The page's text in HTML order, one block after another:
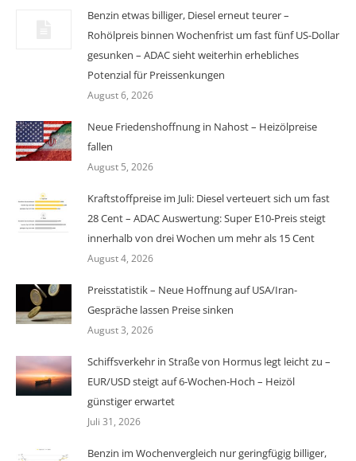
Benzin etwas billiger, Diesel erneut teurer –
Rohölpreis binnen Wochenfrist um fast fünf US-Dollar
gesunken – ADAC sieht weiterhin erhebliches
Potenzial für Preissenkungen
August 6, 2026
Neue Friedenshoffnung in Nahost – Heizölpreise
fallen
August 5, 2026
Kraftstoffpreise im Juli: Diesel verteuert sich um fast
28 Cent – ADAC Auswertung: Super E10-Preis steigt
innerhalb von drei Wochen um mehr als 15 Cent
August 4, 2026
Preisstatistik – Neue Hoffnung auf USA/Iran-
Gespräche lassen Preise sinken
August 3, 2026
Schiffsverkehr in Straße von Hormus legt leicht zu –
EUR/USD steigt auf 6-Wochen-Hoch – Heizöl
günstiger erwartet
Juli 31, 2026
Benzin im Wochenvergleich nur geringfügig billiger,